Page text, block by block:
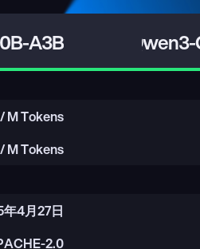
A3B
/ M Tokens
/ M Tokens
4月27日
2.0